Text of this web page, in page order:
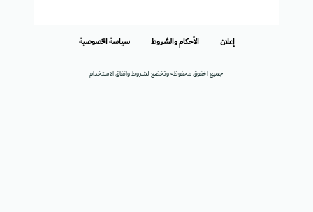
جميع الحقوق محفوظة وتخضع لشروط واتفاق الاستخدام
إعلان الأحكام والشروط سياسة الخصوصية